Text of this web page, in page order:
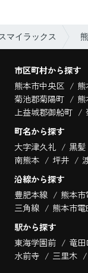
マイラックス
市区町村から探す
熊本市中央区
菊池郡菊陽町
上益城郡御船町
町名から探す
大字津久礼
黒髪
南熊本
坪井
沿線から探す
豊肥本線
熊本
三角線
熊本市
駅から探す
東海学園前
竜田
水前寺
三里木